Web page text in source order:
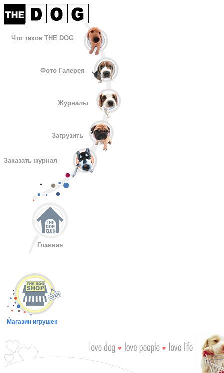
Что такое THE DOG
Фото Галерея
Журналы
Загрузить
Заказать журнал
Главная
Магазин игрушек